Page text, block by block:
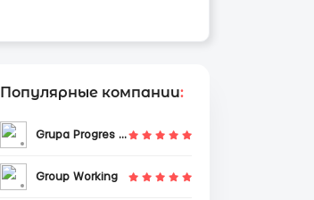
Популярные компании:
Grupa Progres Sp. z o.o.
Group Working